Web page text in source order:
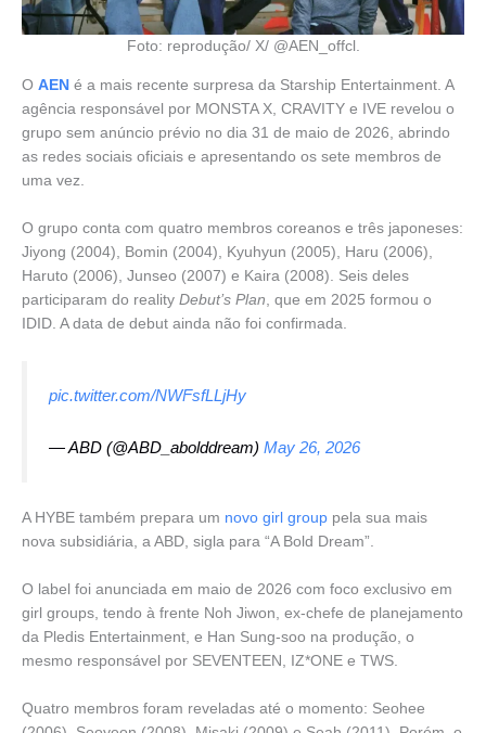
Foto: reprodução/ X/ @AEN_offcl.
O AEN é a mais recente surpresa da Starship Entertainment. A
agência responsável por MONSTA X, CRAVITY e IVE revelou o
grupo sem anúncio prévio no dia 31 de maio de 2026, abrindo
as redes sociais oficiais e apresentando os sete membros de
uma vez.
O grupo conta com quatro membros coreanos e três japoneses:
Jiyong (2004), Bomin (2004), Kyuhyun (2005), Haru (2006),
Haruto (2006), Junseo (2007) e Kaira (2008). Seis deles
participaram do reality Debut’s Plan , que em 2025 formou o
IDID. A data de debut ainda não foi confirmada.
pic.twitter.com/NWFsfLLjHy
— ABD (@ABD_abolddream) May 26, 2026
A HYBE também prepara um novo girl group pela sua mais
nova subsidiária, a ABD, sigla para “A Bold Dream”.
O label foi anunciada em maio de 2026 com foco exclusivo em
girl groups, tendo à frente Noh Jiwon, ex-chefe de planejamento
da Pledis Entertainment, e Han Sung-soo na produção, o
mesmo responsável por SEVENTEEN, IZ*ONE e TWS.
Quatro membros foram reveladas até o momento: Seohee